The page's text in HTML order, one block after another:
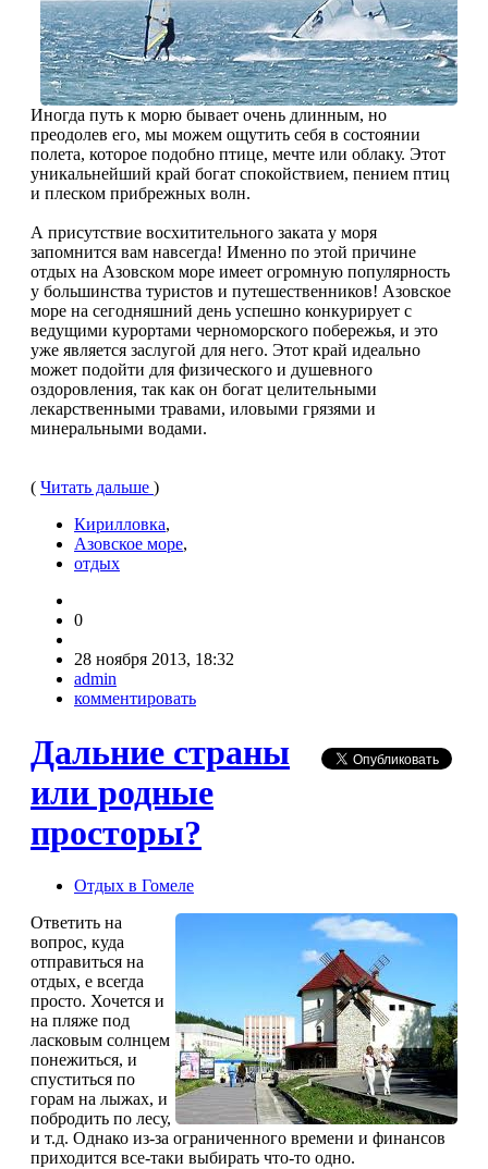
Иногда путь к морю бывает очень длинным, но
преодолев его, мы можем ощутить себя в состоянии
полета, которое подобно птице, мечте или облаку. Этот
уникальнейший край богат спокойствием, пением птиц
и плеском прибрежных волн.
А присутствие восхитительного заката у моря
запомнится вам навсегда! Именно по этой причине
отдых на Азовском море имеет огромную популярность
у большинства туристов и путешественников! Азовское
море на сегодняшний день успешно конкурирует с
ведущими курортами черноморского побережья, и это
уже является заслугой для него. Этот край идеально
может подойти для физического и душевного
оздоровления, так как он богат целительными
лекарственными травами, иловыми грязями и
минеральными водами.
( Читать дальше )
Кирилловка,
Азовское море,
отдых
0
28 ноября 2013, 18:32
admin
комментировать
Дальние страны
или родные
просторы?
Отдых в Гомеле
Ответить на
вопрос, куда
отправиться на
отдых, е всегда
просто. Хочется и
на пляже под
ласковым солнцем
понежиться, и
спуститься по
горам на лыжах, и
побродить по лесу,
и т.д. Однако из-за ограниченного времени и финансов
приходится все-таки выбирать что-то одно.